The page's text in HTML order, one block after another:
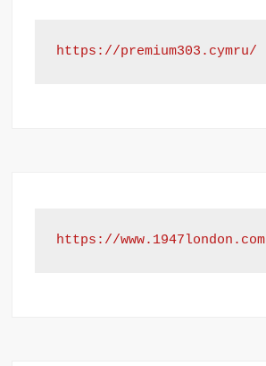
https://premium303.cymru/
https://www.1947london.com